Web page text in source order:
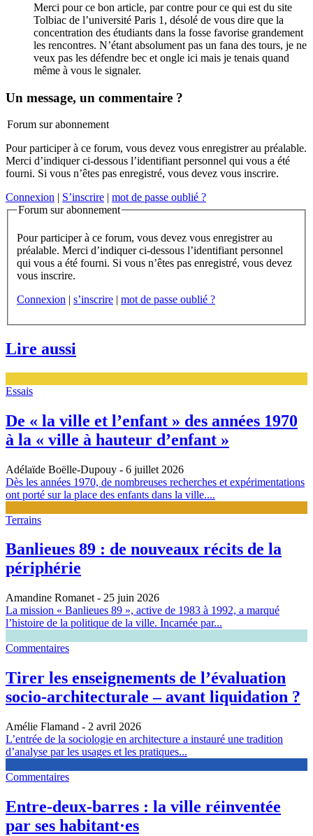
Merci pour ce bon article, par contre pour ce qui est du site
Tolbiac de l’université Paris 1, désolé de vous dire que la
concentration des étudiants dans la fosse favorise grandement
les rencontres. N’étant absolument pas un fana des tours, je ne
veux pas les défendre bec et ongle ici mais je tenais quand
même à vous le signaler.
Un message, un commentaire ?
Forum sur abonnement
Pour participer à ce forum, vous devez vous enregistrer au préalable.
Merci d’indiquer ci-dessous l’identifiant personnel qui vous a été
fourni. Si vous n’êtes pas enregistré, vous devez vous inscrire.
Connexion | S’inscrire | mot de passe oublié ?
Forum sur abonnement
Pour participer à ce forum, vous devez vous enregistrer au
préalable. Merci d’indiquer ci-dessous l’identifiant personnel
qui vous a été fourni. Si vous n’êtes pas enregistré, vous devez
vous inscrire.
Connexion | s’inscrire | mot de passe oublié ?
Lire aussi
Essais
De « la ville et l’enfant » des années 1970
à la « ville à hauteur d’enfant »
Adélaïde Boëlle-Dupouy - 6 juillet 2026
Dès les années 1970, de nombreuses recherches et expérimentations
ont porté sur la place des enfants dans la ville....
Terrains
Banlieues 89 : de nouveaux récits de la
périphérie
Amandine Romanet - 25 juin 2026
La mission « Banlieues 89 », active de 1983 à 1992, a marqué
l’histoire de la politique de la ville. Incarnée par...
Commentaires
Tirer les enseignements de l’évaluation
socio-architecturale – avant liquidation ?
Amélie Flamand - 2 avril 2026
L’entrée de la sociologie en architecture a instauré une tradition
d’analyse par les usages et les pratiques...
Commentaires
Entre-deux-barres : la ville réinventée
par ses habitant·es